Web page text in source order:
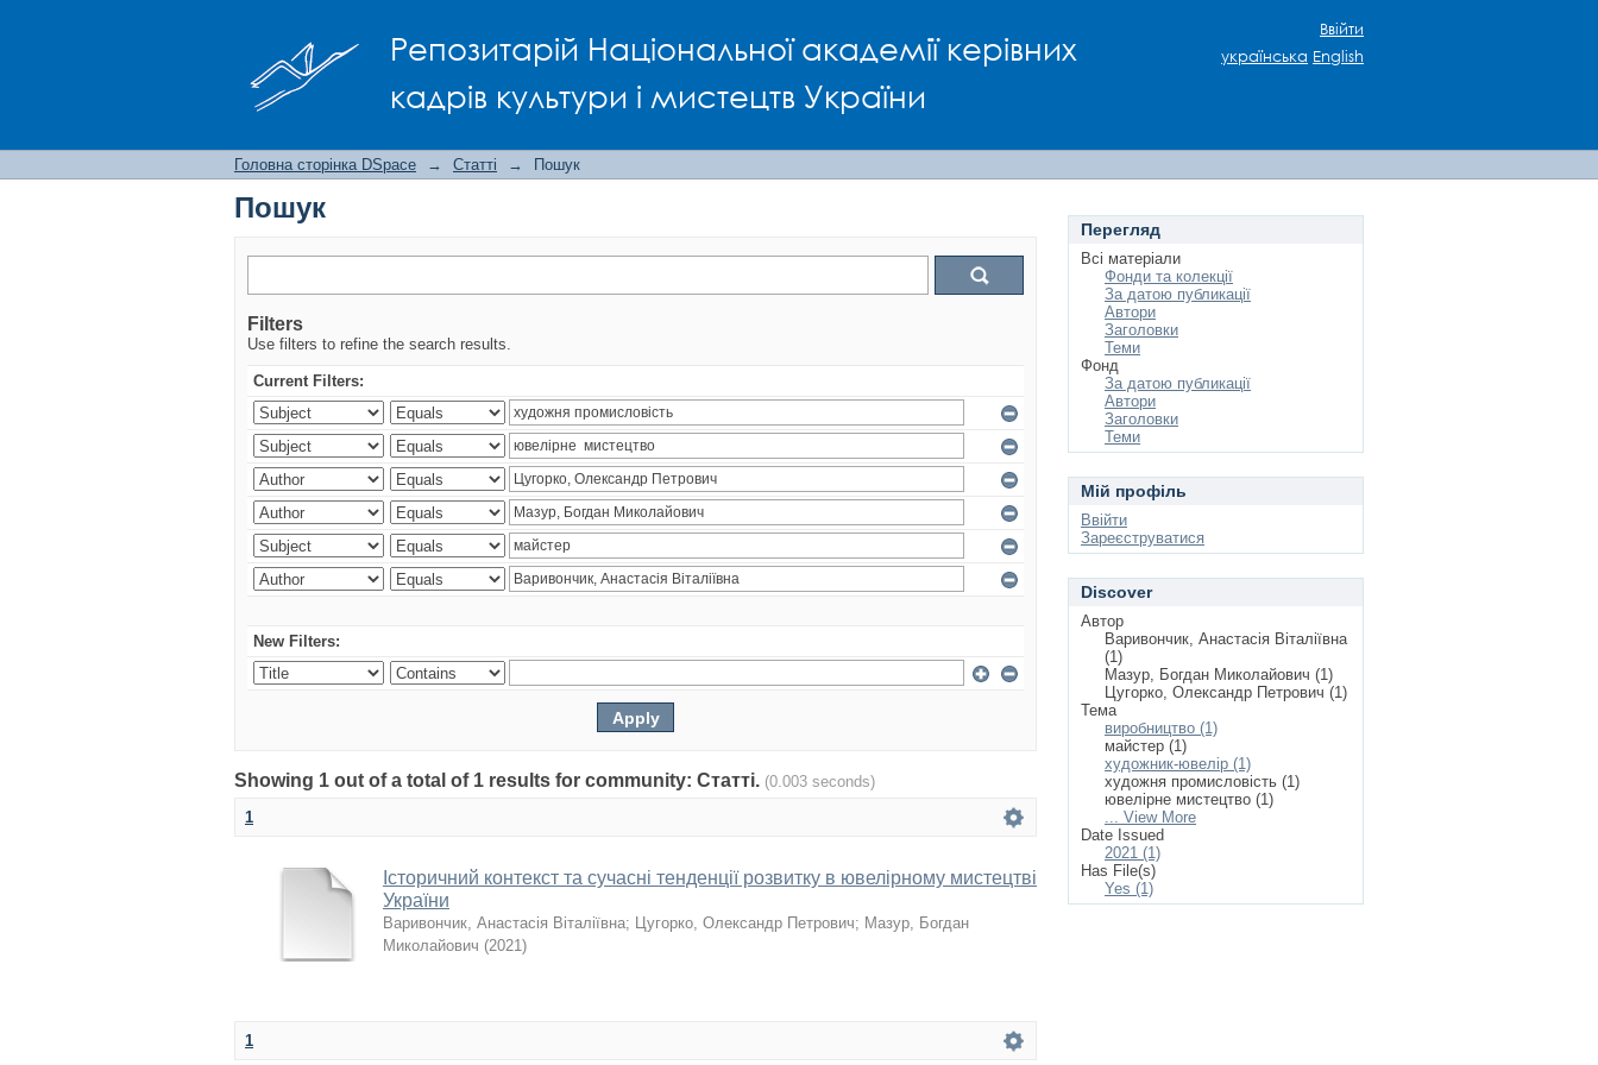
Репозитарій Національної академії керівних
кадрів культури і мистецтв України
Ввійти
українська English
Головна сторінка DSpace → Статті → Пошук
Пошук
Filters
Use filters to refine the search results.
Current Filters:
New Filters:
Showing 1 out of a total of 1 results for community: Статті. (0.003 seconds)
1
Історичний контекст та сучасні тенденції розвитку в ювелірному мистецтві
України
Варивончик, Анастасія Віталіївна; Цугорко, Олександр Петрович; Мазур, Богдан
Миколайович (2021)
1
Перегляд
Всі матеріали
Фонди та колекції
За датою публикації
Автори
Заголовки
Теми
Фонд
За датою публикації
Автори
Заголовки
Теми
Мій профіль
Ввійти
Зареєструватися
Discover
Автор
Варивончик, Анастасія Віталіївна
(1)
Мазур, Богдан Миколайович (1)
Цугорко, Олександр Петрович (1)
Тема
виробництво (1)
майстер (1)
художник-ювелір (1)
художня промисловість (1)
ювелірне мистецтво (1)
... View More
Date Issued
2021 (1)
Has File(s)
Yes (1)